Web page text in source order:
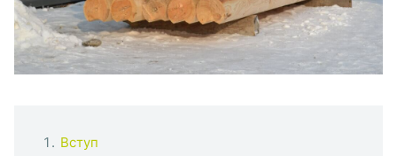
Вступ